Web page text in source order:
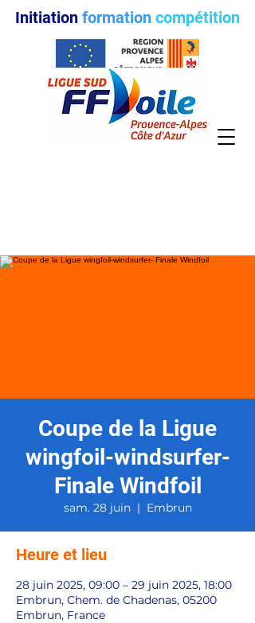
Initiation formation compétition
Coupe de la Ligue
wingfoil-windsurfer-
Finale Windfoil
sam. 28 juin
  |
Embrun
Heure et lieu
28 juin 2025, 09:00 – 29 juin 2025, 18:00
Embrun, Chem. de Chadenas, 05200
Embrun, France